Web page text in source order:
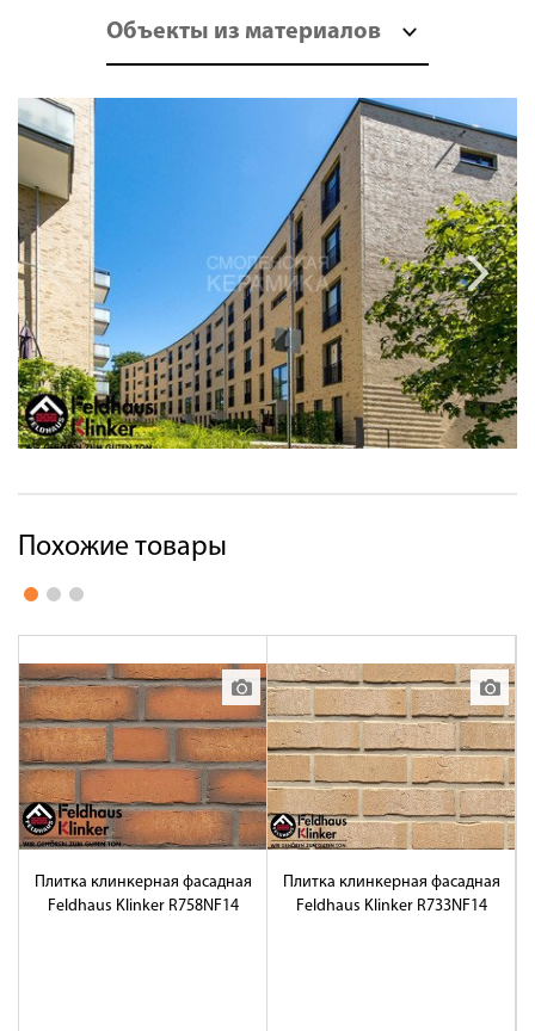
Объекты из материалов
Похожие товары
Плитка клинкерная фасадная
Feldhaus Klinker R758NF14
Плитка клинкерная фасадная
Feldhaus Klinker R733NF14